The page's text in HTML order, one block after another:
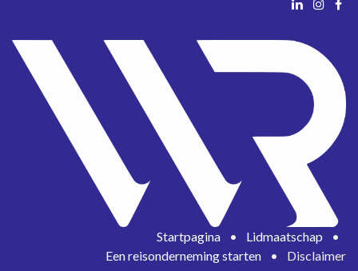
Startpagina • Lidmaatschap
•
Een reisonderneming starten
• Disclaimer